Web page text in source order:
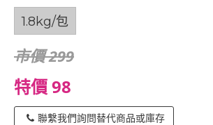
1.8kg/包
市價 299
特價 98
聯繫我們詢問替代商品或庫存